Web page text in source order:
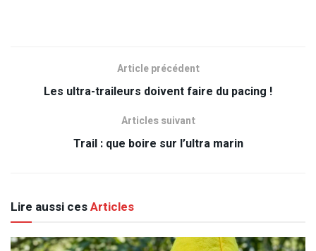
Article précédent
Les ultra-traileurs doivent faire du pacing !
Articles suivant
Trail : que boire sur l’ultra marin
Lire aussi cesArticles